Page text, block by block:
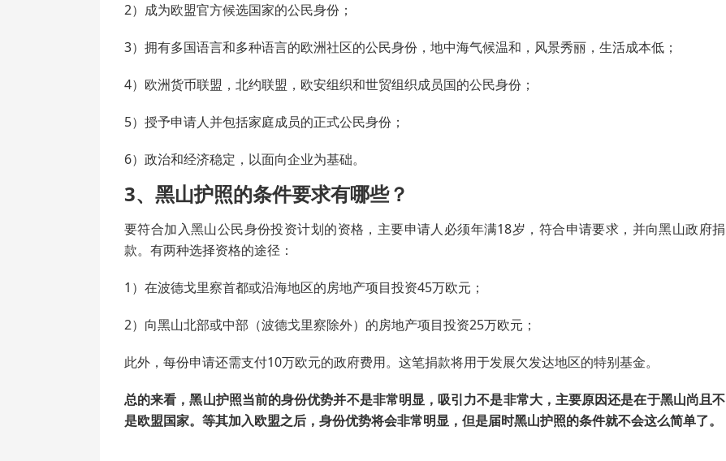
2）成为欧盟官方候选国家的公民身份；
3）拥有多国语言和多种语言的欧洲社区的公民身份，地中海气候温和，风景秀丽，生活成本低；
4）欧洲货币联盟，北约联盟，欧安组织和世贸组织成员国的公民身份；
5）授予申请人并包括家庭成员的正式公民身份；
6）政治和经济稳定，以面向企业为基础。
3、黑山护照的条件要求有哪些？
要符合加入黑山公民身份投资计划的资格，主要申请人必须年满18岁，符合申请要求，并向黑山政府捐
款。有两种选择资格的途径：
1）在波德戈里察首都或沿海地区的房地产项目投资45万欧元；
2）向黑山北部或中部（波德戈里察除外）的房地产项目投资25万欧元；
此外，每份申请还需支付10万欧元的政府费用。这笔捐款将用于发展欠发达地区的特别基金。
总的来看，黑山护照当前的身份优势并不是非常明显，吸引力不是非常大，主要原因还是在于黑山尚且不
是欧盟国家。等其加入欧盟之后，身份优势将会非常明显，但是届时黑山护照的条件就不会这么简单了。